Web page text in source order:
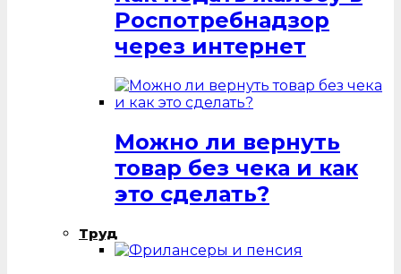
Роспотребнадзор
через интернет
Можно ли вернуть
товар без чека и как
это сделать?
Труд